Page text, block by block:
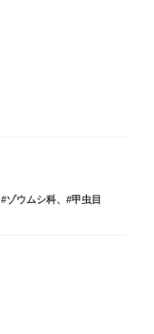
#ゾウムシ科、 #甲虫目